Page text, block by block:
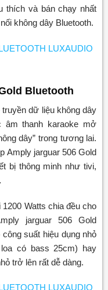
thích và bán chạy nhất
không dây Bluetooth.
Bluetooth
dữ liệu không dây
thanh karaoke mở
dây” trong tương lai.
Amply jarguar 506 Gold
bị thông minh như tivi,
Watts chia đều cho
jarguar 506 Gold
suất hiệu dụng nhỏ
có bass 25cm) hay
trở lên rất dễ dàng.